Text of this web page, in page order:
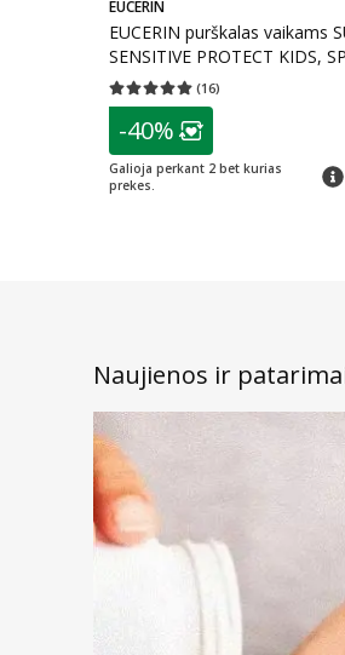
EUCERIN
EUCERIN purškalas vaikams
SENSITIVE PROTECT KIDS,
200 ml
(16)
Vidutinis įvertinimas 5.00
patarimas
Lojalumo
-40%
Galioja perkant 2 bet kurias
prekes.
Naujienos ir